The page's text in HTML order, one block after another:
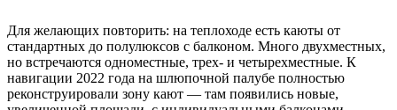
Для желающих повторить: на теплоходе есть каюты от
стандартных до полулюксов с балконом. Много двухместных,
но встречаются одноместные, трех- и четырехместные. К
навигации 2022 года на шлюпочной палубе полностью
реконструировали зону кают — там появились новые,